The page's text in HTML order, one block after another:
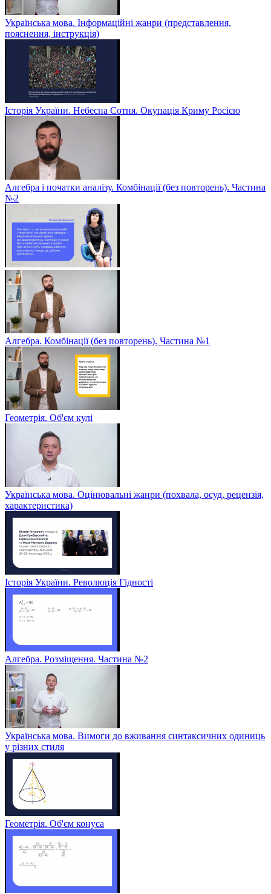
Українська мова. Інформаційні жанри (представлення,
пояснення, інструкція)
Історія України. Небесна Сотня. Окупація Криму Росією
Алгебра і початки аналізу. Комбінації (без повторень). Частина
№2
Алгебра. Комбінації (без повторень). Частина №1
Геометрія. Об'єм кулі
Українська мова. Оцінювальні жанри (похвала, осуд, рецензія,
характеристика)
Історія України. Революція Гідності
Алгебра. Розміщення. Частина №2
Українська мова. Вимоги до вживання синтаксичних одиниць
у різних стиля
Геометрія. Об'єм конуса